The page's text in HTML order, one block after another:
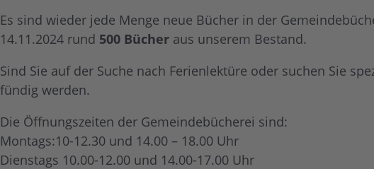
Es sind wieder jede Menge neue Bücher in der
14.11.2024 rund 500 Bücher aus unserem Bestand.
Sind Sie auf der Suche nach Ferienlektüre oder suchen Sie
fündig werden.
Die Öffnungszeiten der Gemeindebücherei sind:
Montags:10-12.30 und 14.00 – 18.00 Uhr
Dienstags 10.00-12.00 und 14.00-17.00 Uhr